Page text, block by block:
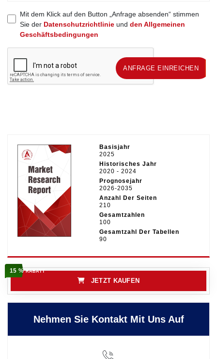
Mit dem Klick auf den Button „Anfrage absenden“ stimmen
Sie der Datenschutzrichtlinieund den Allgemeinen
Geschäftsbedingungen
ANFRAGE EINREICHEN ANFRAGE EINREICHEN
Basisjahr
2025
Historisches Jahr
2020 - 2024
Prognosejahr
2026-2035
Anzahl Der Seiten
210
Gesamtzahlen
100
Gesamtzahl Der Tabellen
90
15 %RABATT
JETZT KAUFEN
Nehmen Sie Kontakt Mit Uns Auf